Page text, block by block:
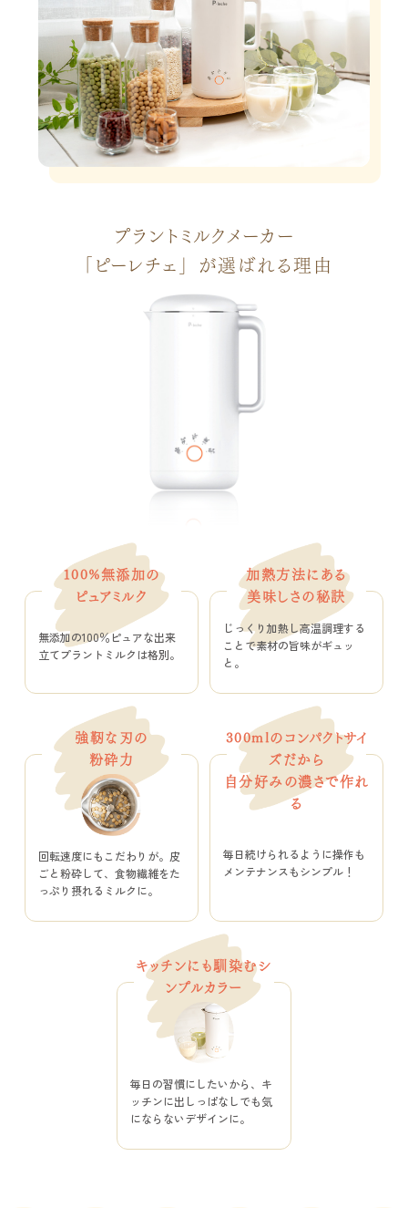
プラントミルクメーカー
「ピーレチェ」が選ばれる理由
100%無添加の
ピュアミルク
無添加の100％ピュアな出来
立てプラントミルクは格別。
加熱方法にある
美味しさの秘訣
じっくり加熱し高温調理する
ことで素材の旨味がギュッ
と。
強靭な刃の
粉砕力
回転速度にもこだわりが。皮
ごと粉砕して、食物繊維をた
っぷり摂れるミルクに。
300mlのコンパクトサイ
ズ だから
自分好みの濃さで作れ
る
毎日続けられるように操作も
メンテナンスもシンプル！
キッチンにも馴染むシ
ンプルカラー
毎日の習慣にしたいから、キ
ッチンに出しっぱなしでも気
にならないデザインに。